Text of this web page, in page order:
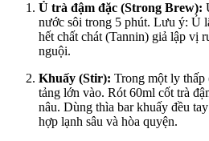
Ủ trà đậm đặc (Strong Brew):
nước sôi trong 5 phút. Lưu ý: Ủ
hết chất chát (Tannin) giả lập vị
nguội.
Khuấy (Stir): Trong một ly
tảng lớn vào. Rót 60ml cốt trà
nâu. Dùng thìa bar khuấy đều
hợp lạnh sâu và hòa quyện.